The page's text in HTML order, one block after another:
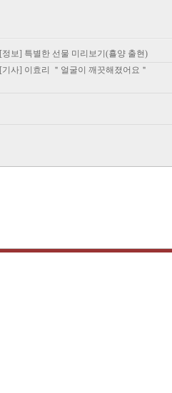
[정보] 특별한 선물 미리보기(횰양 출현)
[기사] 이효리 ＂얼굴이 깨끗해졌어요＂